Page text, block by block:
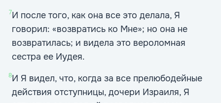
7И после того, как она все это делала, Я
говорил: «возвратись ко Мне»; но она не
возвратилась; и видела это вероломная
сестра ее Иудея.
8И Я видел, что, когда за все прелюбодейные
действия отступницы, дочери Израиля, Я